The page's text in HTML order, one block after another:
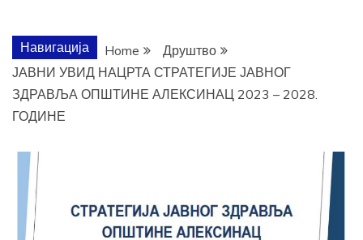
НОВОСТИ
Навигација Home
Друштво
ЈАВНИ УВИД НАЦРТА СТРАТЕГИЈЕ ЈАВНОГ
ЗДРАВЉА ОПШТИНЕ АЛЕКСИНАЦ 2023 – 2028.
ГОДИНЕ